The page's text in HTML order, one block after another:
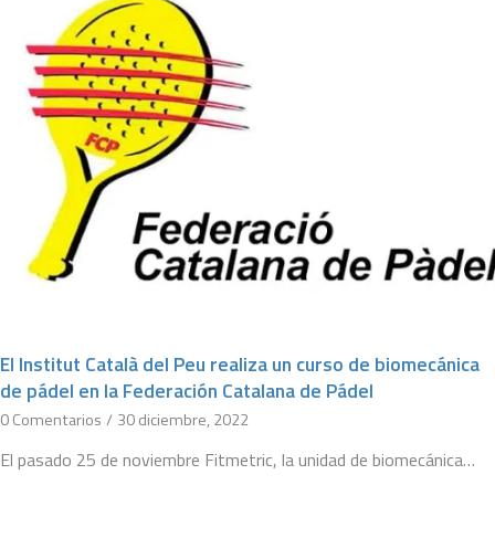
El Institut Català del Peu realiza un curso de biomecánica
de pádel en la Federación Catalana de Pádel
0 Comentarios / 30 diciembre, 2022
El pasado 25 de noviembre Fitmetric, la unidad de biomecánica…